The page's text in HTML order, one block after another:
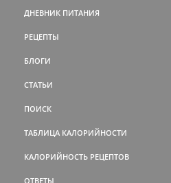
ДНЕВНИК ПИТАНИЯ
РЕЦЕПТЫ
БЛОГИ
СТАТЬИ
ПОИСК
ТАБЛИЦА КАЛОРИЙНОСТИ
КАЛОРИЙНОСТЬ РЕЦЕПТОВ
ОТВЕТЫ